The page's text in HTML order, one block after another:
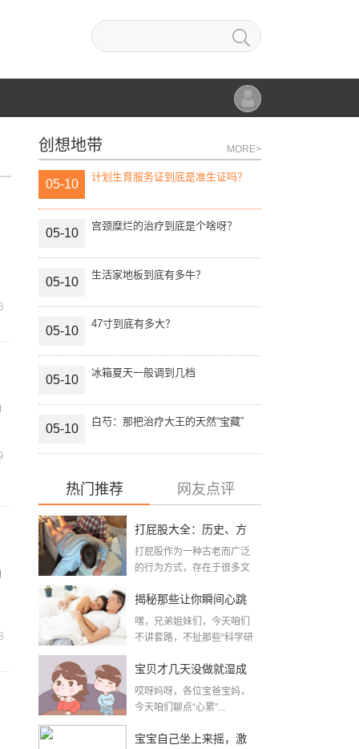
创想地带 MORE>
05-10
计划生育服务证到底是准生证吗？
05-10
宫颈糜烂的治疗到底是个啥呀？
05-10
生活家地板到底有多牛？
05-10
47寸到底有多大？
05-10
冰箱夏天一般调到几档
05-10
白芍：那把治疗大王的天然“宝藏”
热门推荐 网友点评
打屁股大全：历史、方
法与注意事项全解析
打屁股作为一种古老而广泛
的行为方式，存在于很多文
揭秘那些让你瞬间心跳
加速的夫妻性生活姿
切吗？
嘿，兄弟姐妹们，今天咱们
不讲套路，不扯那些“科学研
宝贝才几天没做就湿成
这个样，是不是出轨
哎呀妈呀，各位宝爸宝妈，
今天咱们聊点“心累”...
宝宝自己坐上来摇，激